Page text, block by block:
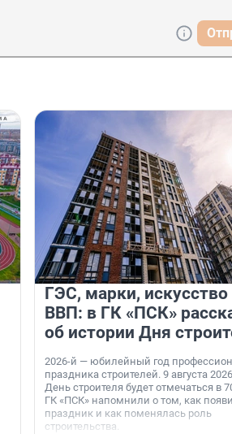
ГЭС, марки, искусство
ВВП: в ГК «ПСК»
об истории Дня
2026-й — юбилейный год
праздника строителей. 9 августа
День строителя будет отмечаться в
ГК «ПСК» напомнили о том, как
праздник и как поменялась роль
строительства.